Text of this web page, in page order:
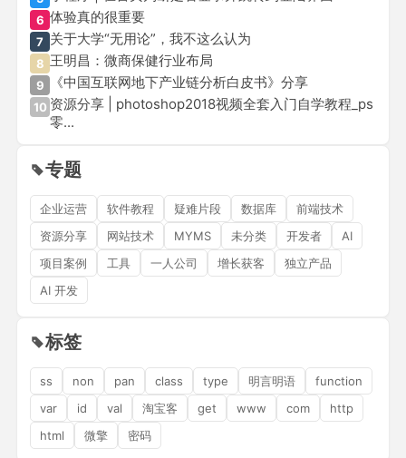
6 体验真的很重要
7 关于大学“无用论”，我不这么认为
8 王明昌：微商保健行业布局
9 《中国互联网地下产业链分析白皮书》分享
10 资源分享 | photoshop2018视频全套入门自学教程_ps
零...
专题
企业运营 软件教程 疑难片段 数据库
前端技术
资源分享
网站技术 MYMS 未分类 开发者
AI
项目案例
工具 一人公司 增长获客
独立产品
AI 开发
标签
ss non pan class type 明言明语
function
var
id val 淘宝客 get www com
http
html
微擎 密码